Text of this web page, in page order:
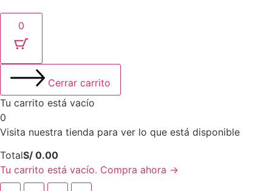
0
Cerrar carrito
Tu carrito está vacío
0
Visita nuestra tienda para ver lo que está disponible
Total
del
carrito:
TotalS/ 0.00
Tu carrito está vacío. Compra ahora →